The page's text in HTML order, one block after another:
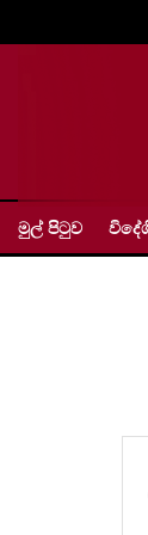
මුල් පිටුව